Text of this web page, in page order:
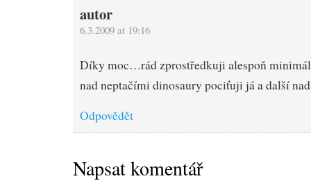
autor
6.3.2009 at 19:16
Díky moc…rád zprostředkuji alespoň
nad neptačími dinosaury pociťuji já a další
Odpovědět
Napsat komentář